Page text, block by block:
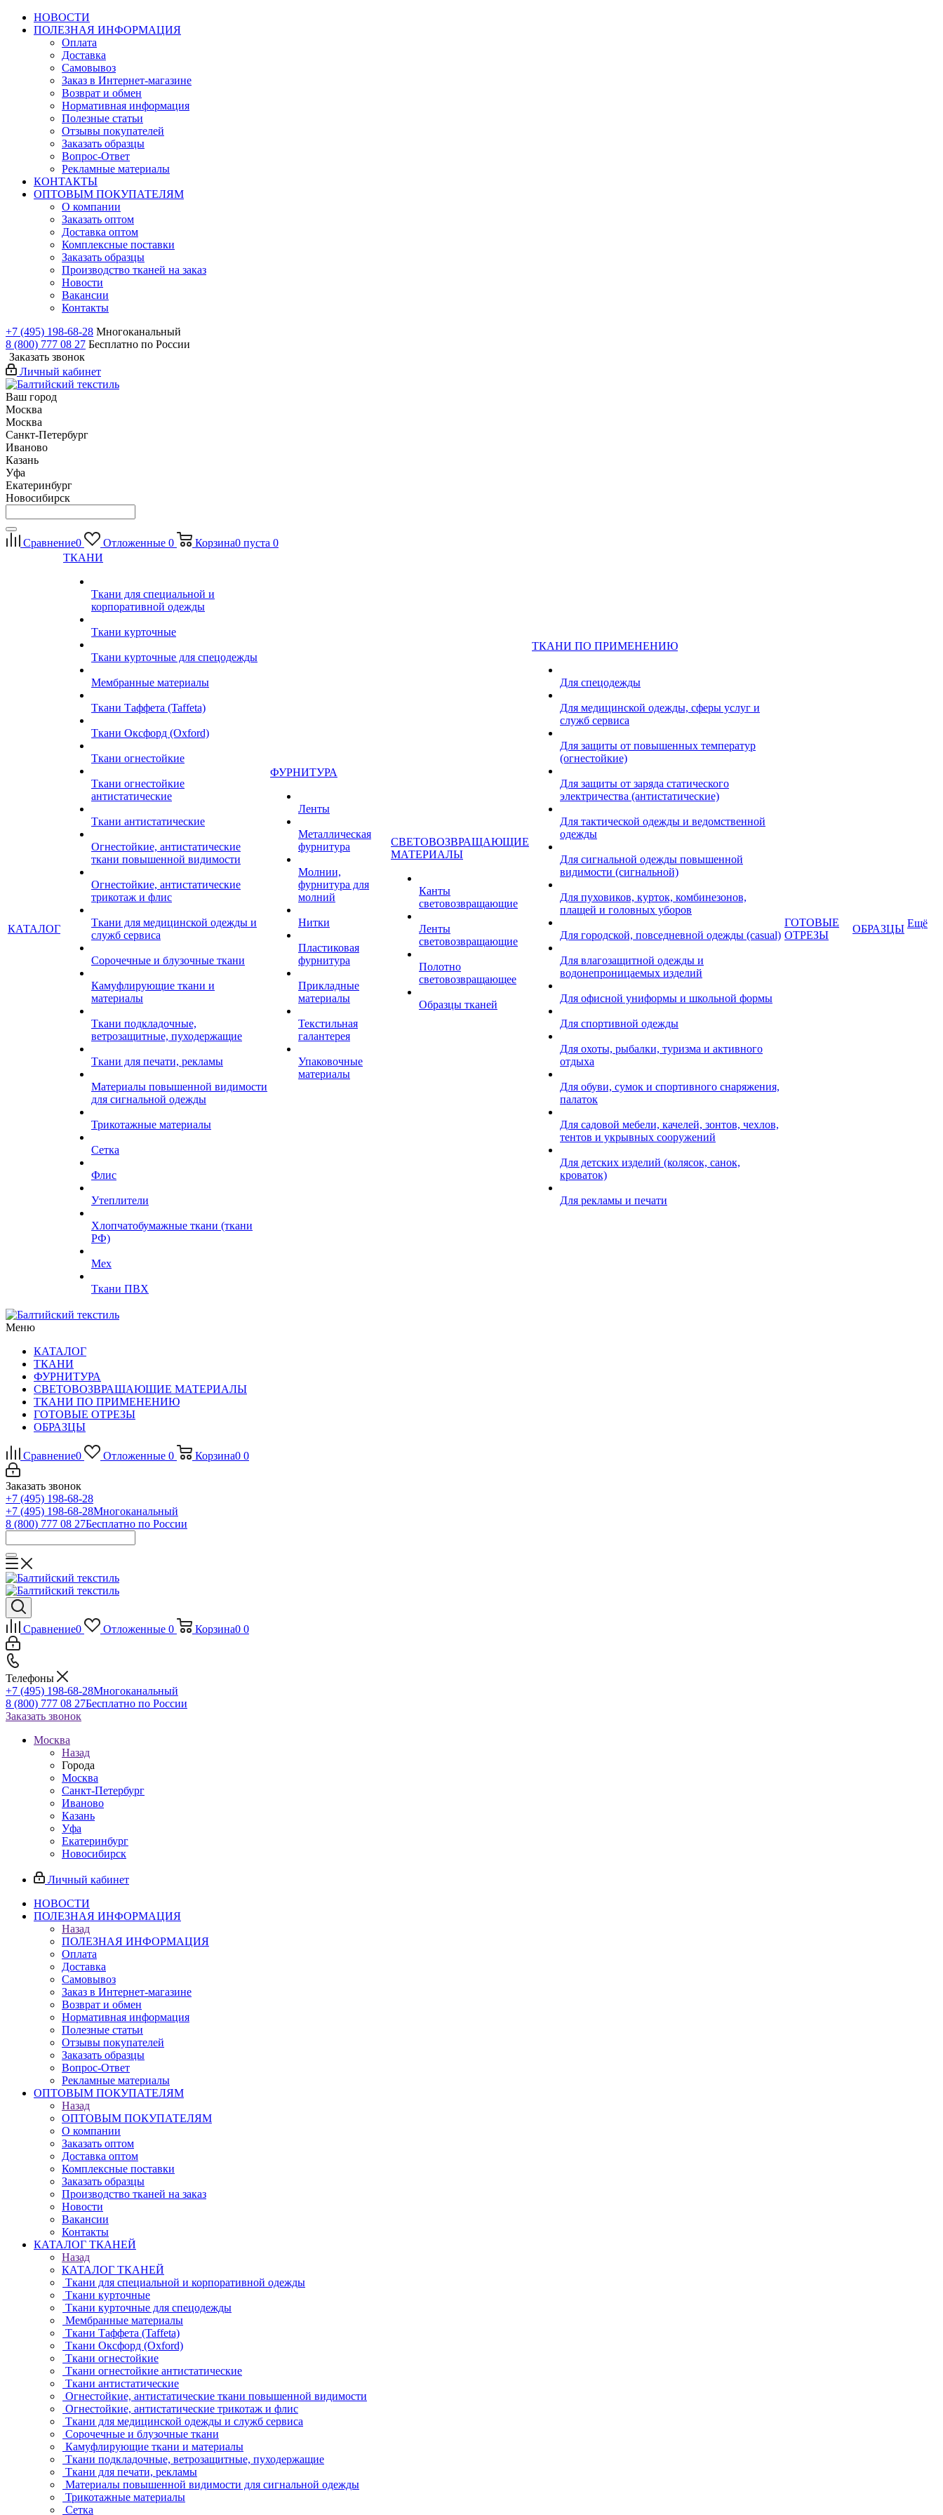
НОВОСТИ
ПОЛЕЗНАЯ ИНФОРМАЦИЯ
Оплата
Доставка
Самовывоз
Заказ в Интернет-магазине
Возврат и обмен
Нормативная информация
Полезные статьи
Отзывы покупателей
Заказать образцы
Вопрос-Ответ
Рекламные материалы
КОНТАКТЫ
ОПТОВЫМ ПОКУПАТЕЛЯМ
О компании
Заказать оптом
Доставка оптом
Комплексные поставки
Заказать образцы
Производство тканей на заказ
Новости
Вакансии
Контакты
+7 (495) 198-68-28 Многоканальный
8 (800) 777 08 27 Бесплатно по России
Заказать звонок
Личный кабинет
Ваш город
Москва
Москва
Санкт-Петербург
Иваново
Казань
Уфа
Екатеринбург
Новосибирск
Сравнение0 Отложенные 0 Корзина0 пуста 0
КАТАЛОГ
ТКАНИ
Ткани для специальной и
корпоративной одежды
Ткани курточные
Ткани курточные для спецодежды
Мембранные материалы
Ткани Таффета (Taffeta)
Ткани Оксфорд (Oxford)
Ткани огнестойкие
Ткани огнестойкие
антистатические
Ткани антистатические
Огнестойкие, антистатические
ткани повышенной видимости
Огнестойкие, антистатические
трикотаж и флис
Ткани для медицинской одежды и
служб сервиса
Сорочечные и блузочные ткани
Камуфлирующие ткани и
материалы
Ткани подкладочные,
ветрозащитные, пуходержащие
Ткани для печати, рекламы
Материалы повышенной видимости
для сигнальной одежды
Трикотажные материалы
Сетка
Флис
Утеплители
Хлопчатобумажные ткани (ткани
РФ)
Мех
Ткани ПВХ
ФУРНИТУРА
Ленты
Металлическая
фурнитура
Молнии,
фурнитура для
молний
Нитки
Пластиковая
фурнитура
Прикладные
материалы
Текстильная
галантерея
Упаковочные
материалы
СВЕТОВОЗВРАЩАЮЩИЕ
МАТЕРИАЛЫ
Канты
световозвращающие
Ленты
световозвращающие
Полотно
световозвращающее
Образцы тканей
ТКАНИ ПО ПРИМЕНЕНИЮ
Для спецодежды
Для медицинской одежды, сферы услуг и
служб сервиса
Для защиты от повышенных температур
(огнестойкие)
Для защиты от заряда статического
электричества (антистатические)
Для тактической одежды и ведомственной
одежды
Для сигнальной одежды повышенной
видимости (сигнальной)
Для пуховиков, курток, комбинезонов,
плащей и головных уборов
Для городской, повседневной одежды (casual)
Для влагозащитной одежды и
водонепроницаемых изделий
Для офисной униформы и школьной формы
Для спортивной одежды
Для охоты, рыбалки, туризма и активного
отдыха
Для обуви, сумок и спортивного снаряжения,
палаток
Для садовой мебели, качелей, зонтов, чехлов,
тентов и укрывных сооружений
Для детских изделий (колясок, санок,
кроваток)
Для рекламы и печати
ГОТОВЫЕ
ОТРЕЗЫ
ОБРАЗЦЫ Ещё
Меню
КАТАЛОГ
ТКАНИ
ФУРНИТУРА
СВЕТОВОЗВРАЩАЮЩИЕ МАТЕРИАЛЫ
ТКАНИ ПО ПРИМЕНЕНИЮ
ГОТОВЫЕ ОТРЕЗЫ
ОБРАЗЦЫ
Сравнение0 Отложенные 0 Корзина0 0
Заказать звонок
+7 (495) 198-68-28
+7 (495) 198-68-28Многоканальный
8 (800) 777 08 27Бесплатно по России
Сравнение0 Отложенные 0 Корзина0 0
Телефоны
+7 (495) 198-68-28Многоканальный
8 (800) 777 08 27Бесплатно по России
Заказать звонок
Москва
Назад
Города
Москва
Санкт-Петербург
Иваново
Казань
Уфа
Екатеринбург
Новосибирск
Личный кабинет
НОВОСТИ
ПОЛЕЗНАЯ ИНФОРМАЦИЯ
Назад
ПОЛЕЗНАЯ ИНФОРМАЦИЯ
Оплата
Доставка
Самовывоз
Заказ в Интернет-магазине
Возврат и обмен
Нормативная информация
Полезные статьи
Отзывы покупателей
Заказать образцы
Вопрос-Ответ
Рекламные материалы
ОПТОВЫМ ПОКУПАТЕЛЯМ
Назад
ОПТОВЫМ ПОКУПАТЕЛЯМ
О компании
Заказать оптом
Доставка оптом
Комплексные поставки
Заказать образцы
Производство тканей на заказ
Новости
Вакансии
Контакты
КАТАЛОГ ТКАНЕЙ
Назад
КАТАЛОГ ТКАНЕЙ
Ткани для специальной и корпоративной одежды
Ткани курточные
Ткани курточные для спецодежды
Мембранные материалы
Ткани Таффета (Taffeta)
Ткани Оксфорд (Oxford)
Ткани огнестойкие
Ткани огнестойкие антистатические
Ткани антистатические
Огнестойкие, антистатические ткани повышенной видимости
Огнестойкие, антистатические трикотаж и флис
Ткани для медицинской одежды и служб сервиса
Сорочечные и блузочные ткани
Камуфлирующие ткани и материалы
Ткани подкладочные, ветрозащитные, пуходержащие
Ткани для печати, рекламы
Материалы повышенной видимости для сигнальной одежды
Трикотажные материалы
Сетка